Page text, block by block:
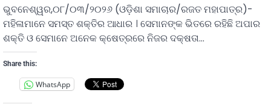
ଭୁବନେଶ୍ୱର,୦୮/୦୩/୨୦୨୬ (ଓଡ଼ିଶା ସମାଚାର/ରଜତ ମହାପାତ୍ର)-
ମହିଳାମାନେ ସମସ୍ତ ଶକ୍ତିର ଆଧାର । ସେମାନଙ୍କ ଭିତରେ ରହିଛି ଅପାର
ଶକ୍ତି ଓ ସେମାନେ ଅନେକ କ୍ଷେତ୍ରରେ ନିଜର ଦକ୍ଷତା…
Share this:
WhatsApp